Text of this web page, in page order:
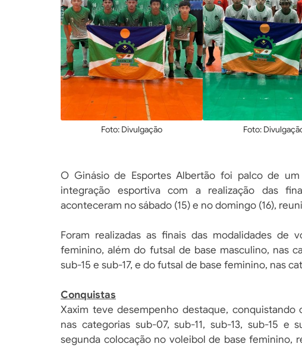
Foto: Divulgação Foto:
O Ginásio de Esportes Albertão foi palco de
integração esportiva com a realização das
aconteceram no sábado (15) e no domingo (16),
Foram realizadas as finais das modalidades de
feminino, além do futsal de base masculino, nas
sub-15 e sub-17, e do futsal de base feminino, nas
Conquistas
Xaxim teve desempenho destaque,
nas categorias sub-07, sub-11, sub-13, sub-15 e
segunda colocação no voleibol de base feminino,